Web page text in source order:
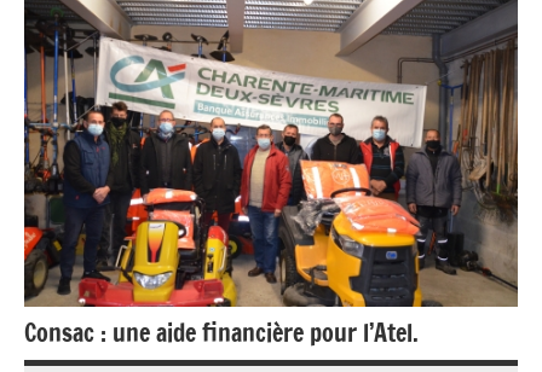
Consac : une aide financière pour l’Atel.